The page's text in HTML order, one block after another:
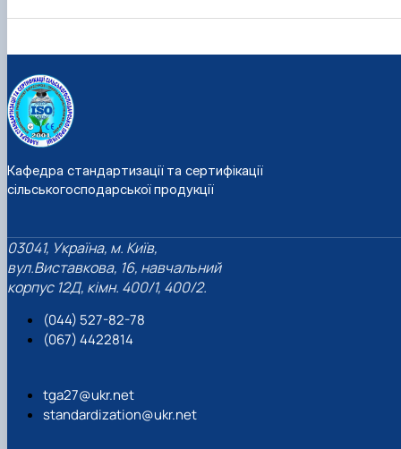
Кафедра стандартизації та сертифікації
сільськогосподарської продукції
03041, Україна, м. Київ,
вул.Виставкова, 16, навчальний
корпус 12Д, кімн. 400/1, 400/2.
(044) 527-82-78
(067) 4422814
tga27@ukr.net
standardization@ukr.net